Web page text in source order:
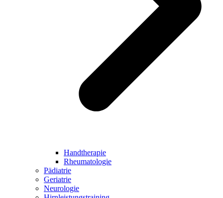
Handtherapie
Rheumatologie
Pädiatrie
Geriatrie
Neurologie